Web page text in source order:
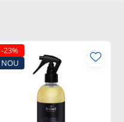
-23%
NOU